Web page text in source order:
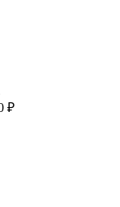
₽